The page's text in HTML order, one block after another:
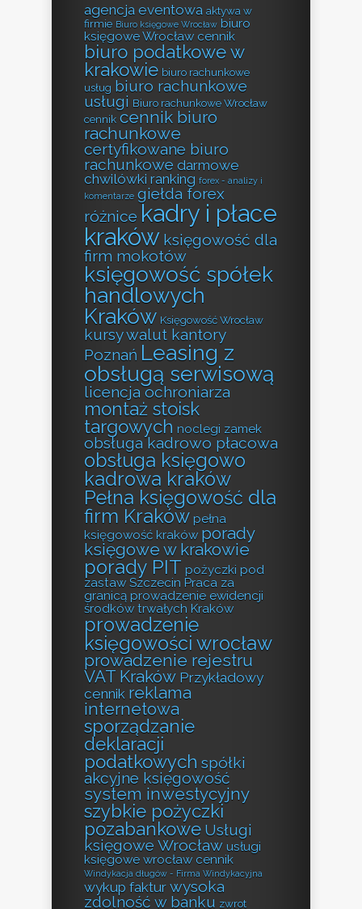
agencja eventowa aktywa w
firmie Biuro księgowe Wrocław biuro
księgowe Wrocław cennik
biuro podatkowe w
krakowie biuro rachunkowe
usług biuro rachunkowe
usługi Biuro rachunkowe Wrocław
cennik cennik biuro
rachunkowe
certyfikowane biuro
rachunkowe darmowe
chwilówki ranking forex - analizy i
komentarze giełda forex
różnice kadry i płace
kraków księgowość dla
firm mokotów
księgowość spółek
handlowych
Kraków Księgowość Wrocław
kursy walut kantory
Poznań Leasing z
obsługą serwisową
licencja ochroniarza
montaż stoisk
targowych noclegi zamek
obsługa kadrowo płacowa
obsługa księgowo
kadrowa kraków
Pełna księgowość dla
firm Kraków pełna
księgowość kraków porady
księgowe w krakowie
porady PIT pożyczki pod
zastaw Szczecin Praca za
granicą prowadzenie ewidencji
środków trwałych Kraków
prowadzenie
księgowości wrocław
prowadzenie rejestru
VAT Kraków Przykładowy
cennik reklama
internetowa
sporządzanie
deklaracji
podatkowych spółki
akcyjne księgowość
system inwestycyjny
szybkie pożyczki
pozabankowe Usługi
księgowe Wrocław usługi
księgowe wrocław cennik
Windykacja długów - Firma Windykacyjna
wykup faktur wysoka
zdolność w banku zwrot